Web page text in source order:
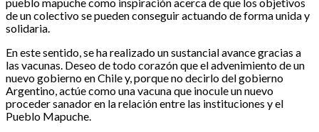
de un colectivo se pueden conseguir actuando de forma unida y
solidaria.
En este sentido, se ha realizado un sustancial avance gracias a
las vacunas. Deseo de todo corazón que el advenimiento de un
nuevo gobierno en Chile y, porque no decirlo del gobierno
Argentino, actúe como una vacuna que inocule un nuevo
proceder sanador en la relación entre las instituciones y el
Pueblo Mapuche.